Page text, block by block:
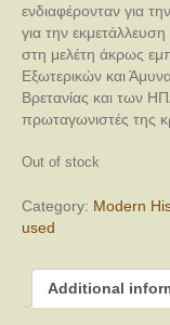
ενδιαφέρονταν για
για την εκμετάλλευση
στη μελέτη άκρως
Εξωτερικών και
Βρετανίας και των
πρωταγωνιστές της
Out of stock
Category: Modern
used
Additional